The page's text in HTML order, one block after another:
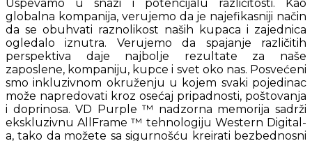
Uspevamo u snazi i potencijalu različitosti. Kao
globalna kompanija, verujemo da je najefikasniji način
da se obuhvati raznolikost naših kupaca i zajednica
ogledalo iznutra. Verujemo da spajanje različitih
perspektiva daje najbolje rezultate za naše
zaposlene, kompaniju, kupce i svet oko nas. Posvećeni
smo inkluzivnom okruženju u kojem svaki pojedinac
može napredovati kroz osećaj pripadnosti, poštovanja
i doprinosa. VD Purple ™ nadzorna memorija sadrži
ekskluzivnu AllFrame ™ tehnologiju Western Digital-
a, tako da možete sa sigurnošću kreirati bezbednosni